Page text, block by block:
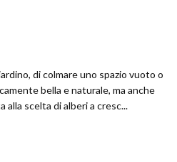
di colmare uno spazio vuoto o
bella e naturale, ma anche
scelta di alberi a cresc...